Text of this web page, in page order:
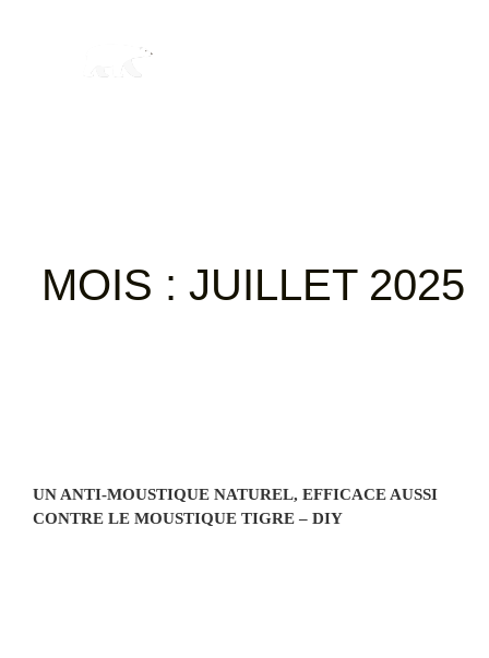
MOIS : JUILLET 2025
UN ANTI-MOUSTIQUE NATUREL, EFFICACE AUSSI
CONTRE LE MOUSTIQUE TIGRE – DIY